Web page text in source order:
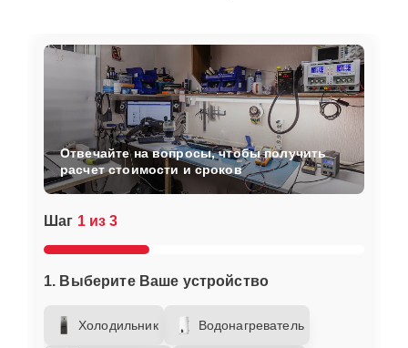
Шаг 1 из 3
1. Выберите Ваше устройство
Холодильник Водонагреватель
Отвечайте на вопросы, чтобы получить
расчет стоимости и сроков